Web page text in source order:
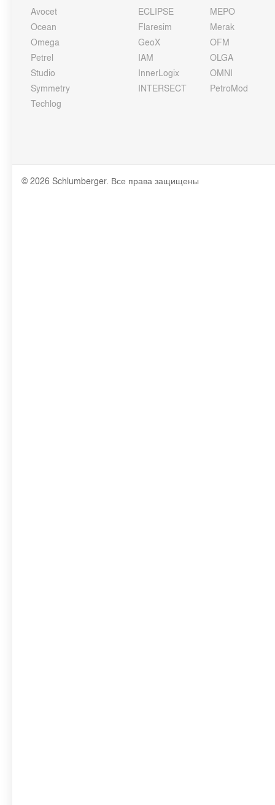
Avocet
Ocean
Omega
Petrel
Studio
Symmetry
Techlog
ECLIPSE
Flaresim
GeoX
IAM
InnerLogix
INTERSECT
MEPO
Merak
OFM
OLGA
OMNI
PetroMod
© 2026 Schlumberger. Все права защищены